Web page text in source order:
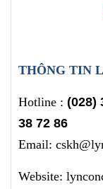
THÔNG TIN
Hotline : (028)
38 72 86
Email:
Website: